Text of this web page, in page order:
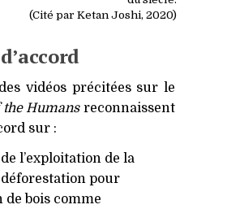
(Cité par Ketan Joshi, 2020)
vidéos précitées sur le
the Humansreconnaissent
sur :
l’exploitation de la
déforestation pour
de bois comme